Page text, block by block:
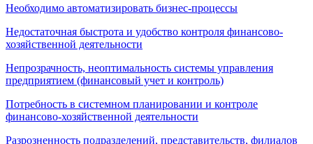
Необходимо автоматизировать бизнес-процессы
Недостаточная быстрота и удобство контроля финансово-
хозяйственной деятельности
Непрозрачность, неоптимальность системы управления
предприятием (финансовый учет и контроль)
Потребность в системном планировании и контроле
финансово-хозяйственной деятельности
Разрозненность подразделений, представительств, филиалов